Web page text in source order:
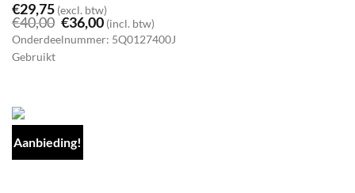
€29,75 (excl. btw)
€40,00 Oorspronkelijke
prijs
was:
€36,00Huidige
prijs
is:
(incl. btw)
Onderdeelnummer: 5Q0127400J
Gebruikt
Aanbieding!